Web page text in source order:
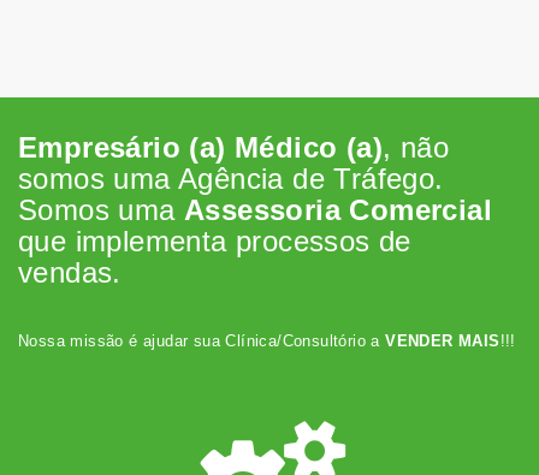
Empresário (a) Médico (a), não
somos uma Agência de Tráfego.
Somos uma Assessoria Comercial
que implementa processos de
vendas.
Nossa missão é ajudar sua Clínica/Consultório aVENDER MAIS !!!